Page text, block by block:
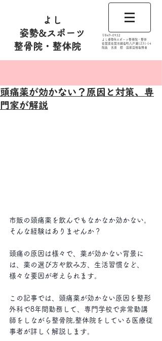
よし
姿勢&スポーツ
整骨院・整体院
​〒849-0932
よし姿勢&スポーツ整骨院・整体
佐賀県佐賀市鍋島町八戸溝1231‐14
​​院長 吉原 稔​ 国家資格取得者
頭痛薬が効かない？原因と対策、専
門家が解説
市販の頭痛薬を飲んでもなかなか効かない。
そんな経験はありませんか？
頭痛の原因は様々で、薬が効かない背景に
は、薬の選び方や飲み方、生活習慣など、
様々な要因が考えられます。
この記事では、頭痛薬が効かない原因を整形
外科で8年間勤務して、専門学校で非常勤講
師をしながら整骨院,整体院をしている医療従
事者が詳しく解説します。